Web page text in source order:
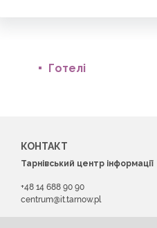
Готелі
КОНТАКТ
Тарнівський центр інформації
+48 14 688 90 90
centrum@it.tarnow.pl